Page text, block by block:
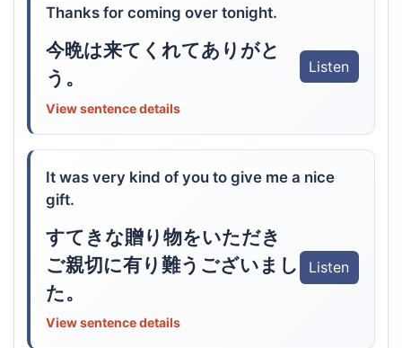
Thanks for coming over tonight.
今晩は来てくれてありがと
う。
Listen
View sentence details
It was very kind of you to give me a nice
gift.
すてきな贈り物をいただき
ご親切に有り難うございまし
た。
Listen
View sentence details